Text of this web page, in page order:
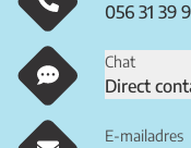
056 31 39
Chat
Direct
E-mailadres